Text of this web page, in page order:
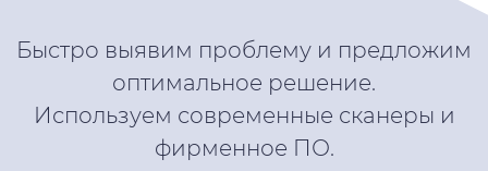
Быстро выявим проблему и предложим
оптимальное решение.
Используем современные сканеры и
фирменное ПО.